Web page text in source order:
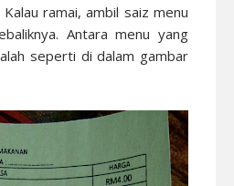
ramai, ambil saiz menu
Antara menu yang
seperti di dalam gambar